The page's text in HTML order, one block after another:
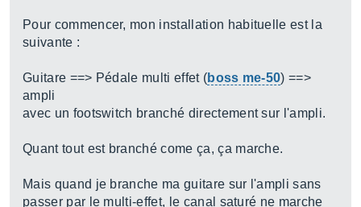
Pour commencer, mon installation habituelle est la
suivante :
Guitare ==> Pédale multi effet (boss me-50) ==>
ampli
avec un footswitch branché directement sur l'ampli.
Quant tout est branché come ça, ça marche.
Mais quand je branche ma guitare sur l'ampli sans
passer par le multi-effet, le canal saturé ne marche